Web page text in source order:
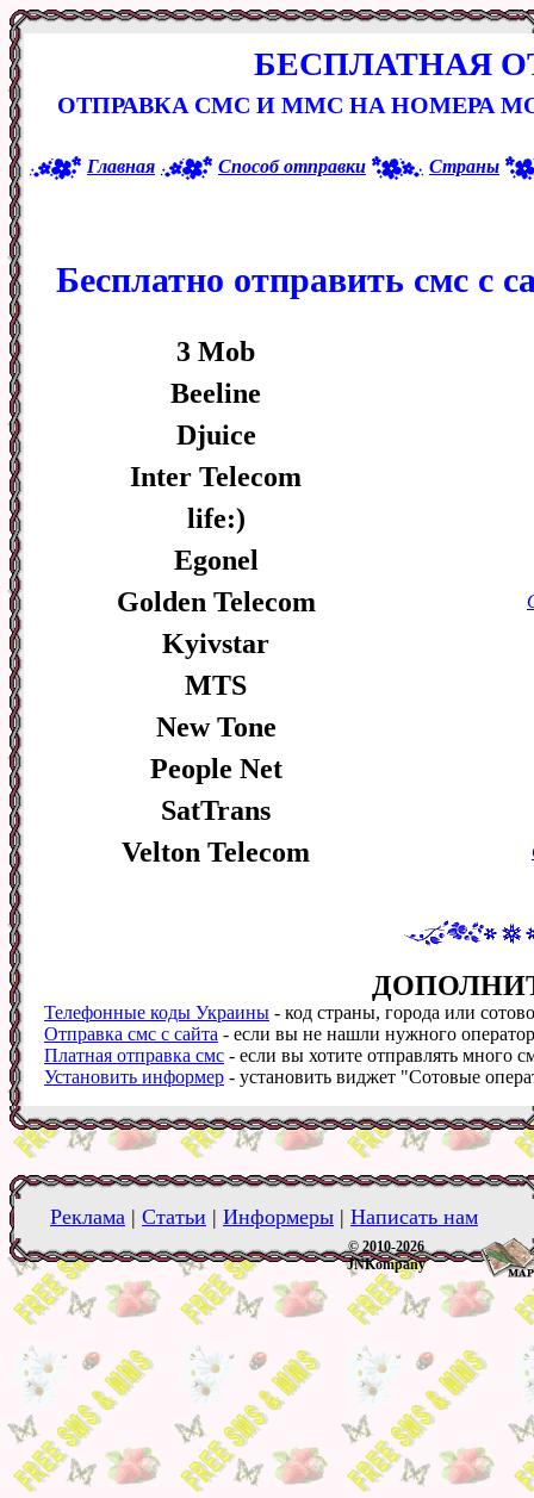
БЕСПЛАТНАЯ
ОТПРАВКА СМС И ММС НА НОМЕРА
Главная Способ отправки Страны
Бесплатно отправить смс с
3 Mob
Beeline
Djuice
Inter Telecom
life:)
Egonel
Golden Telecom
Kyivstar
MTS
New Tone
People Net
SatTrans
Velton Telecom
Телефонные коды Украины - код страны, города или
Отправка смс с сайта - если вы не нашли нужного
Платная отправка смс - если вы хотите отправлять много
Установить информер - установить виджет "Сотовые
Реклама | Статьи | Информеры | Написать нам
© 2010-2026
JNKompany